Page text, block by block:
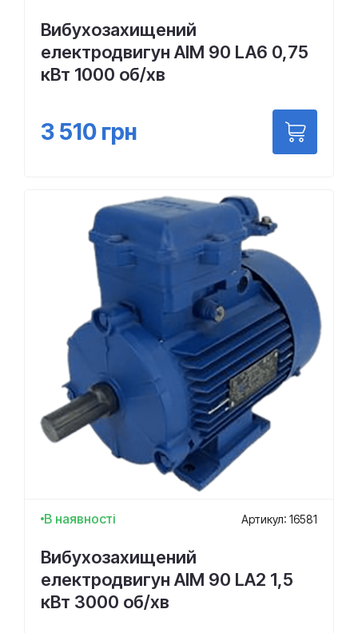
Вибухозахищений
електродвигун АІМ 90 LA6 0,75
кВт 1000 об/хв
3 510 грн
В наявності Артикул: 16581
Вибухозахищений
електродвигун АІМ 90 LА2 1,5
кВт 3000 об/хв